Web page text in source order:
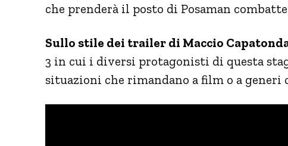
che prenderà il posto di Posaman
Sullo stile dei trailer di Maccio
3 in cui i diversi protagonisti di questa
situazioni che rimandano a film o a generi